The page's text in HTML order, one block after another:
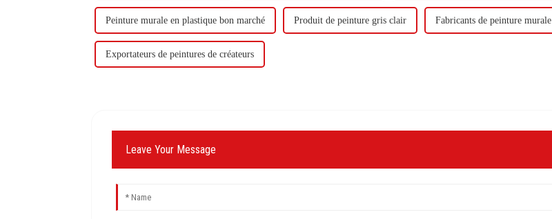
Peinture murale en plastique bon marché Produit de peinture gris clair Fabricants de peinture murale
Exportateurs de peintures de créateurs
Leave Your Message